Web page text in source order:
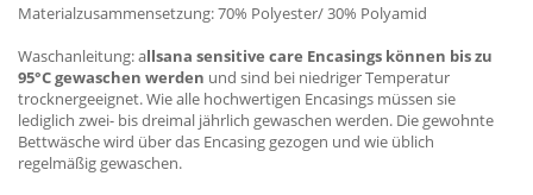
Materialzusammensetzung: 70% Polyester/ 30% Polyamid
Waschanleitung: allsana sensitive care Encasings können bis zu
95°C gewaschen werden und sind bei niedriger Temperatur
trocknergeeignet.Wie alle hochwertigen Encasings müssen sie
lediglich zwei- bis dreimal jährlich gewaschen werden. Die gewohnte
Bettwäsche wird über das Encasing gezogen und wie üblich
regelmäßig gewaschen.